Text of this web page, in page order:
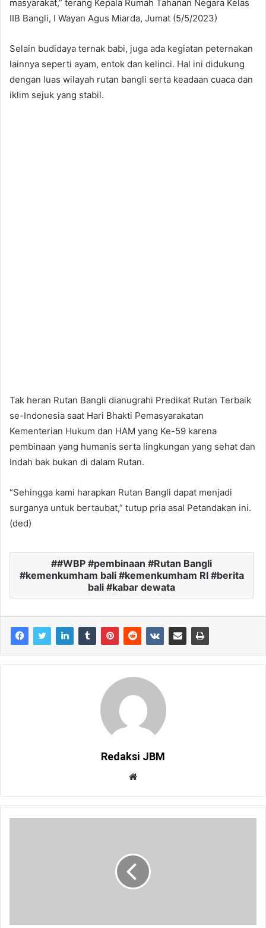
masyarakat,” terang Kepala Rumah Tahanan Negara Kelas
IIB Bangli, I Wayan Agus Miarda, Jumat (5/5/2023)
Selain budidaya ternak babi, juga ada kegiatan peternakan
lainnya seperti ayam, entok dan kelinci. Hal ini didukung
dengan luas wilayah rutan bangli serta keadaan cuaca dan
iklim sejuk yang stabil.
Tak heran Rutan Bangli dianugrahi Predikat Rutan Terbaik
se-Indonesia saat Hari Bhakti Pemasyarakatan
Kementerian Hukum dan HAM yang Ke-59 karena
pembinaan yang humanis serta lingkungan yang sehat dan
Indah bak bukan di dalam Rutan.
“Sehingga kami harapkan Rutan Bangli dapat menjadi
surganya untuk bertaubat,” tutup pria asal Petandakan ini.
(ded)
#WBP #pembinaan #Rutan Bangli
#kemenkumham bali #kemenkumham RI #berita
bali #kabar dewata
Redaksi JBM
b
s